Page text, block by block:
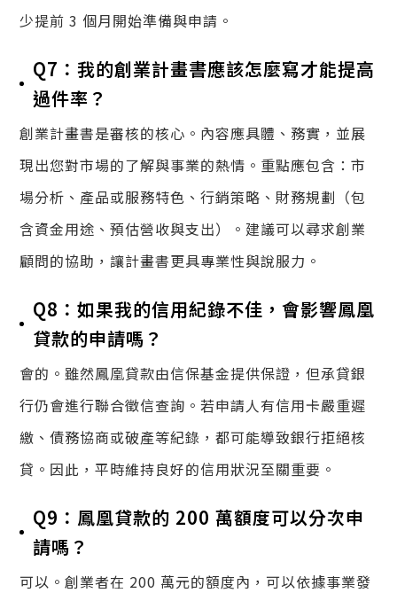
少提前 3 個月開始準備與申請。
Q7：我的創業計畫書應該怎麼寫才能提高
過件率？
創業計畫書是審核的核心。內容應具體、務實，並展
現出您對市場的了解與事業的熱情。重點應包含：市
場分析、產品或服務特色、行銷策略、財務規劃（包
含資金用途、預估營收與支出）。建議可以尋求創業
顧問的協助，讓計畫書更具專業性與說服力。
Q8：如果我的信用紀錄不佳，會影響鳳凰
貸款的申請嗎？
會的。雖然鳳凰貸款由信保基金提供保證，但承貸銀
行仍會進行聯合徵信查詢。若申請人有信用卡嚴重遲
繳、債務協商或破產等紀錄，都可能導致銀行拒絕核
貸。因此，平時維持良好的信用狀況至關重要。
Q9：鳳凰貸款的 200 萬額度可以分次申
請嗎？
可以。創業者在 200 萬元的額度內，可以依據事業發